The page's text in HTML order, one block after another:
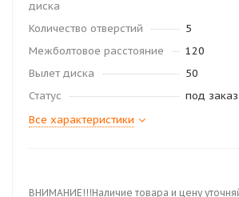
диска
Количество отверстий
5
Межболтовое расстояние
120
Вылет диска
50
Статус
под
Все характеристики
ВНИМАНИЕ!!!Наличие товара и цену